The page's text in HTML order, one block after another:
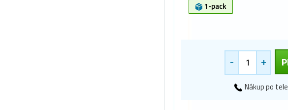
1-pack
- +
Nákup po